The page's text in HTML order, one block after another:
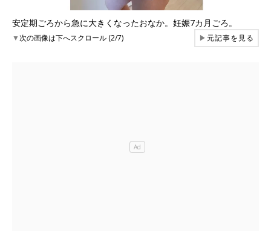
安定期ごろから急に大きくなったおなか。妊娠7カ月ごろ。
▼次の画像は下へスクロール (2/7) ▶元記事を見る